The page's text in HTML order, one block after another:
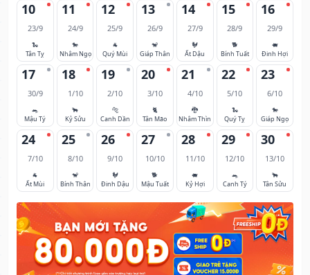
10
23/9
🐍
Tân Tỵ
11
24/9
🐎
Nhâm Ngọ
12
25/9
🐐
Quý Mùi
13
26/9
🐒
Giáp Thân
14
27/9
🐓
Ất Dậu
15
28/9
🐕
Bính Tuất
16
29/9
🐖
Đinh Hợi
17
30/9
🐀
Mậu Tý
18
1/10
🐂
Kỷ Sửu
19
2/10
🐅
Canh Dần
20
3/10
🐈
Tân Mão
21
4/10
🐉
Nhâm Thìn
22
5/10
🐍
Quý Tỵ
23
6/10
🐎
Giáp Ngọ
24
7/10
🐐
Ất Mùi
25
8/10
🐒
Bính Thân
26
9/10
🐓
Đinh Dậu
27
10/10
🐕
Mậu Tuất
28
11/10
🐖
Kỷ Hợi
29
12/10
🐀
Canh Tý
30
13/10
🐂
Tân Sửu